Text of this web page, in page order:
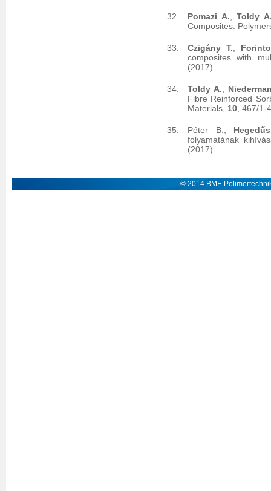
Pomazi A. ,Toldy
Composites.
Czigány T.
composites with
(2017)
Toldy A.
Fibre Reinforced
Materials, 10 , 467/
Péter B.,
folyamatának
(2017)
© 2014 BME